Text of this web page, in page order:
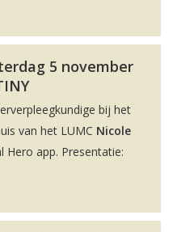
5 november
bij het
van het LUMC Nicole
Hero app. Presentatie: